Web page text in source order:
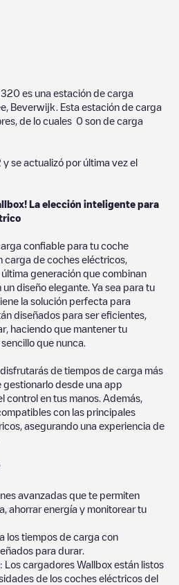
es una estación de carga
Beverwijk
. Esta estación de carga
de lo cuales 0 son de carga
y se actualizó por última vez el
La elección inteligente para
confiable para tu coche
de coches eléctricos,
generación que combinan
diseño elegante. Ya sea para tu
la solución perfecta para
diseñados para ser eficientes,
haciendo que mantener tu
que nunca.
de tiempos de carga más
desde una app
control en tus manos. Además,
con las principales
asegurando una experiencia de
avanzadas que te permiten
ahorrar energía y monitorear tu
los tiempos de carga con
para durar.
: Los cargadores Wallbox están listos
de los coches eléctricos del